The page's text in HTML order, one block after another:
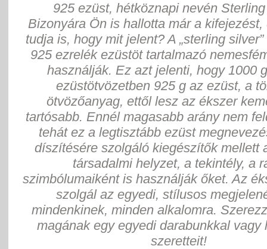
925 ezüst, hétköznapi nevén
Bizonyára Ön is hallotta már a kifejezést,
tudja is, hogy mit jelent? A „sterling
925 ezrelék ezüstöt tartalmazó
használják. Ez azt jelenti, hogy 1000
ezüstötvözetben 925 g az ezüst, a
ötvözőanyag, ettől lesz az ékszer
tartósabb. Ennél magasabb arány nem
tehát ez a legtisztább ezüst
díszítésére szolgáló kiegészítők mellett
társadalmi helyzet, a tekintély, a
szimbólumaiként is használják őket. Az
szolgál az egyedi, stílusos
mindenkinek, minden alkalomra.
magának egy egyedi darabunkkal vagy
szeretteit!